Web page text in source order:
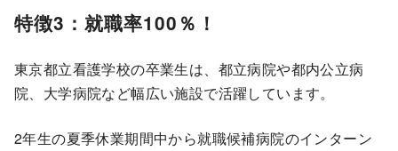
特徴3：就職率100％！
東京都立看護学校の卒業生は、都立病院や都内公立病
院、大学病院など幅広い施設で活躍しています。
2年生の夏季休業期間中から就職候補病院のインターン